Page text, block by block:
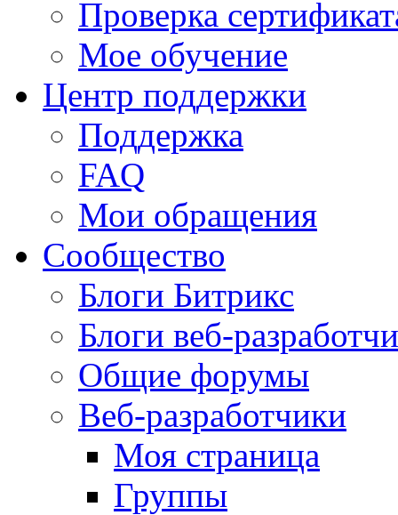
Проверка
Мое обучение
Центр поддержки
Поддержка
FAQ
Мои обращения
Сообщество
Блоги Битрикс
Блоги веб-
Общие форумы
Веб-разработчики
Моя страница
Группы